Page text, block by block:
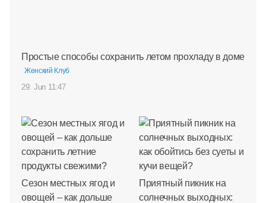
Простые способы сохранить летом прохладу в доме
Женский Клуб
29. Jun 11:47
Сезон местных ягод и
овощей – как дольше
Приятный пикник на
солнечных выходных: